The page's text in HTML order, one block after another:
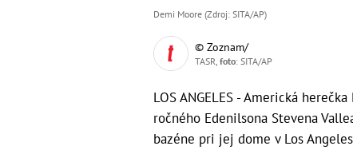
Demi Moore (Zdroj: SITA/AP)
© Zoznam/
TASR, foto: SITA/AP
LOS ANGELES - Americká
ročného Edenilsona Stevena
bazéne pri jej dome v Los